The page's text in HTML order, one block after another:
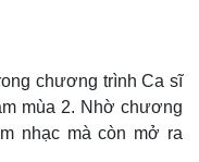
vàng
dùng
khoán
chương trình Ca sĩ
mùa 2. Nhờ chương
nhạc mà còn mở ra